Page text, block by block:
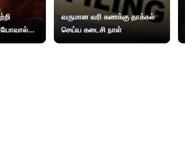
வருமான வரி கணக்கு தாக்கல்
செய்ய கடைசி நாள்